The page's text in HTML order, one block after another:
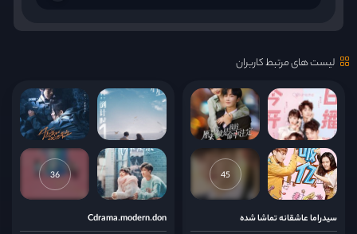
قسمت 10
قسمت 12
قسمت 13
لیست های مرتبط کاربران
45
سیدراما عاشقانه تماشا شده
36
Cdrama.modern.don